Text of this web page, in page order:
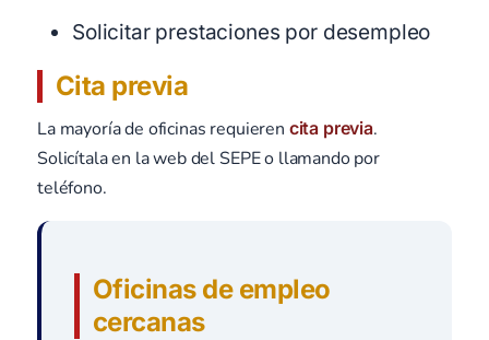
Solicitar prestaciones por desempleo
Cita previa
La mayoría de oficinas requieren cita previa.
Solicítala en la web del SEPE o llamando por
teléfono.
Oficinas de empleo
cercanas